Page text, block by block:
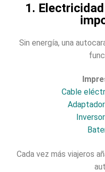
1.
Sin energía, una
Cable
Cada vez más viajeros